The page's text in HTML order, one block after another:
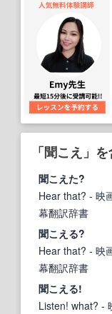
「聞こえ」
聞こえ た?
Hear that? - 映
幕翻訳辞書
聞こえ る?
Hear that? - 映
幕翻訳辞書
聞こえ る!
Listen! what? -